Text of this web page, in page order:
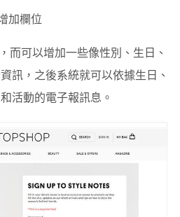
加欄位
而可以增加一些像性別、生日、
訊，之後系統就可以依據生日、
活動的電子報訊息。